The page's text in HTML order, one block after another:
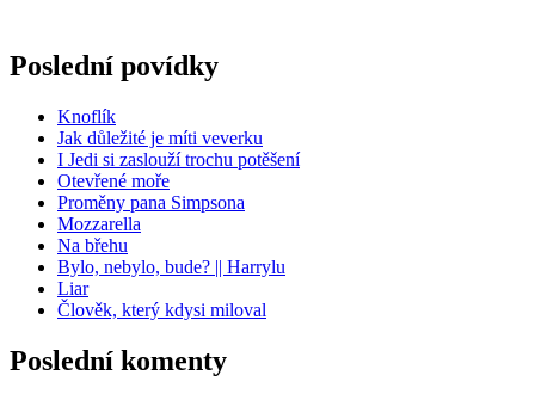
Poslední povídky
Knoflík
Jak důležité je míti veverku
I Jedi si zaslouží trochu potěšení
Otevřené moře
Proměny pana Simpsona
Mozzarella
Na břehu
Bylo, nebylo, bude? || Harrylu
Liar
Člověk, který kdysi miloval
Poslední komenty